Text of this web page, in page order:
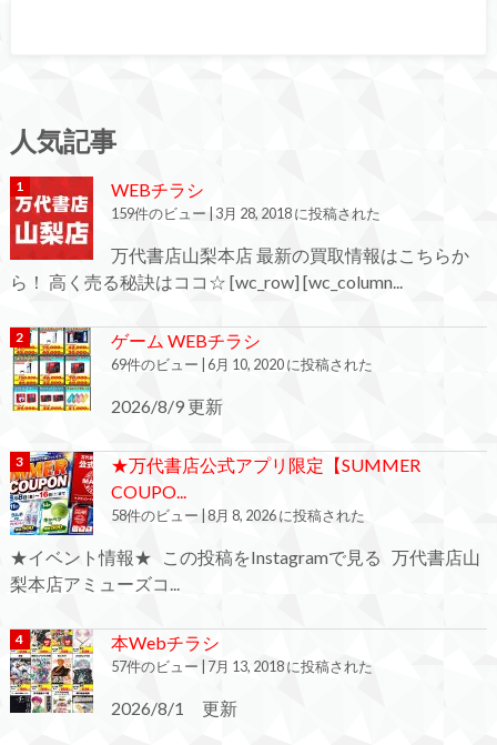
人気記事
WEBチラシ
159件のビュー 3月 28, 2018 に投稿された
万代書店山梨本店 最新の買取情報はこちらか
ら！ 高く売る秘訣はココ☆ [wc_row] [wc_column...
ゲーム WEBチラシ
69件のビュー 6月 10, 2020 に投稿された
2026/8/9 更新
★万代書店公式アプリ限定【SUMMER
COUPO...
58件のビュー 8月 8, 2026 に投稿された
★イベント情報★ この投稿をInstagramで見る 万代書店山
梨本店アミューズコ...
本Webチラシ
57件のビュー 7月 13, 2018 に投稿された
2026/8/1 更新